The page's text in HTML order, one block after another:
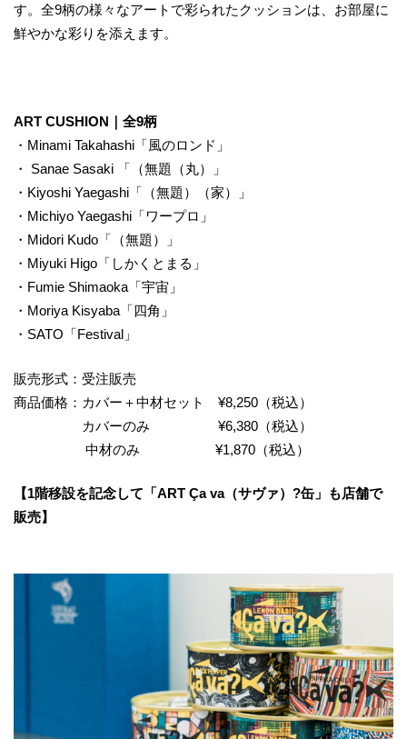
す。全9柄の様々なアートで彩られたクッションは、お部屋に
鮮やかな彩りを添えます。
ART CUSHION｜全9柄
・Minami Takahashi「風のロンド」
・ Sanae Sasaki 「（無題（丸）」
・Kiyoshi Yaegashi「（無題）（家）」
・Michiyo Yaegashi「ワープロ」
・Midori Kudo「（無題）」
・Miyuki Higo「しかくとまる」
・Fumie Shimaoka「宇宙」
・Moriya Kisyaba「四角」
・SATO「Festival」
販売形式：受注販売
商品価格：カバー＋中材セット ¥8,250（税込）
カバーのみ ¥6,380（税込）
中材のみ ¥1,870（税込）
【1階移設を記念して「ART Ça va（サヴァ）?缶」も店舗で
販売】